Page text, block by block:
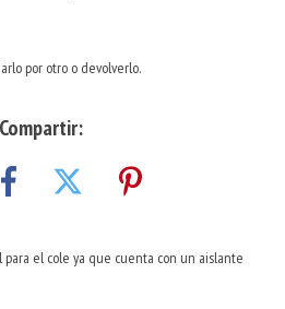
por otro o devolverlo.
Compartir:
el cole ya que cuenta con un aislante